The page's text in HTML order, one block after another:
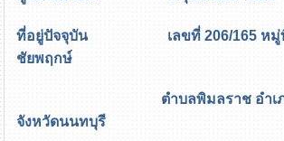
ที่อยู่ปัจจุบัน เลขที่ 206/165 หมู่ที่
ชัยพฤกษ์
ตำบลพิมลราช อำเภอบา
จังหวัดนนทบุรี